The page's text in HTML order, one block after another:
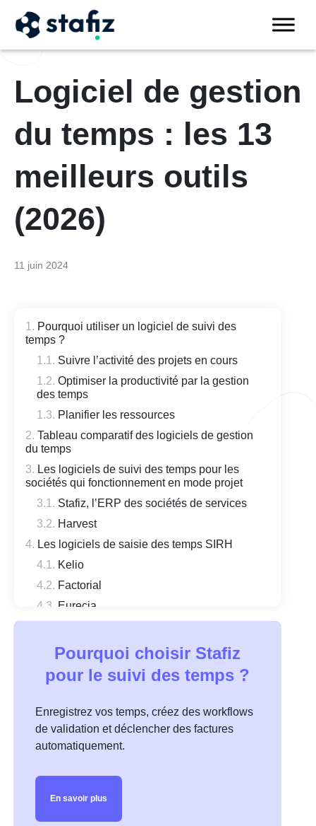
Logiciel de gestion
du temps : les 13
meilleurs outils
(2026)
11 juin 2024
Pourquoi utiliser un logiciel de suivi des
temps ?
Suivre l’activité des projets en cours
Optimiser la productivité par la gestion
des temps
Planifier les ressources
Tableau comparatif des logiciels de gestion
du temps
Les logiciels de suivi des temps pour les
sociétés qui fonctionnement en mode projet
Stafiz, l’ERP des sociétés de services
Harvest
Les logiciels de saisie des temps SIRH
Kelio
Factorial
Eurecia
Monitask
Jibble
Les logiciels de pointage pour les besoins
terrains
Skello
Bizneo Time Manager
Pourquoi choisir Stafiz
pour le suivi des temps ?
Enregistrez vos temps, créez des workflows
de validation et déclencher des factures
automatiquement.
En savoir plus